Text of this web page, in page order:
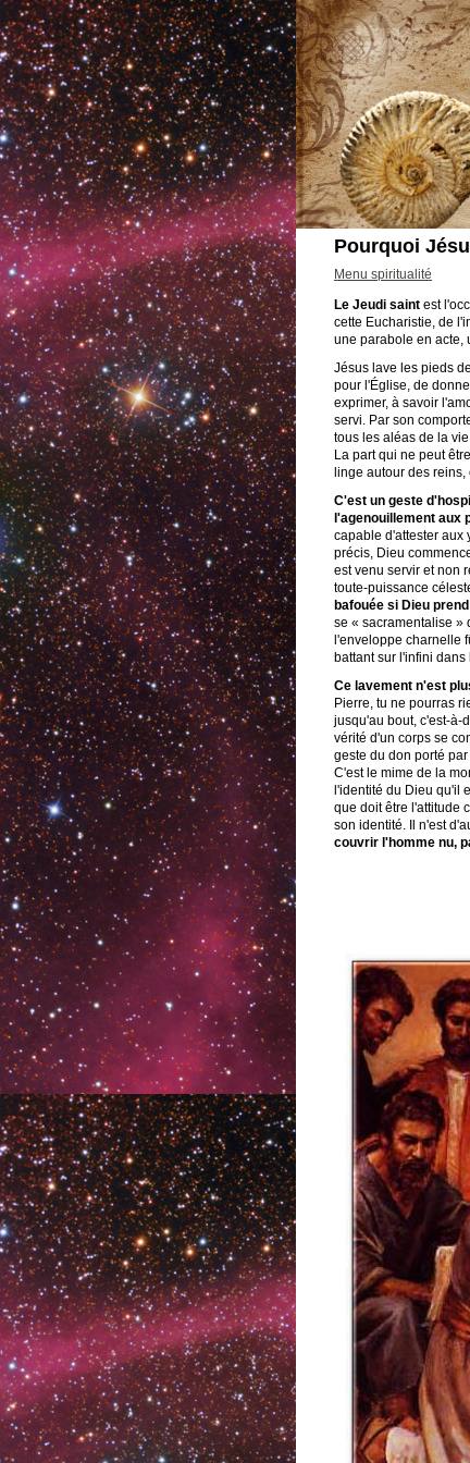
Pourquoi
Menu spiritualité
Le Jeudi saint est
cette Eucharistie, de
une parabole en acte,
Jésus lave les pieds
pour l'Église, de
exprimer, à savoir
servi. Par son
tous les aléas de la
La part qui ne peut
linge autour des
C'est un geste
l'agenouillement aux
capable d'attester aux
précis, Dieu
est venu servir et non
toute-puissance
bafouée si Dieu
se « sacramentalise »
l'enveloppe charnelle
battant sur l'infini
Ce lavement n'est
Pierre, tu ne pourras
jusqu'au bout, c'est-à-
vérité d'un corps se
geste du don porté
C'est le mime de la
l'identité du Dieu qu'il
que doit être l'attitude
son identité. Il n'est
couvrir l'homme nu,